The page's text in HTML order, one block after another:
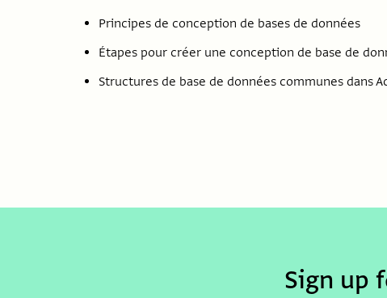
Principes de conception de bases de données
Étapes pour créer une conception de base de
Structures de base de données communes dans
Sign up